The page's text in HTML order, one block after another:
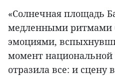
«Солнечная площадь
медленными ритмами
эмоциями,
момент национальной
отразила все: и сцену